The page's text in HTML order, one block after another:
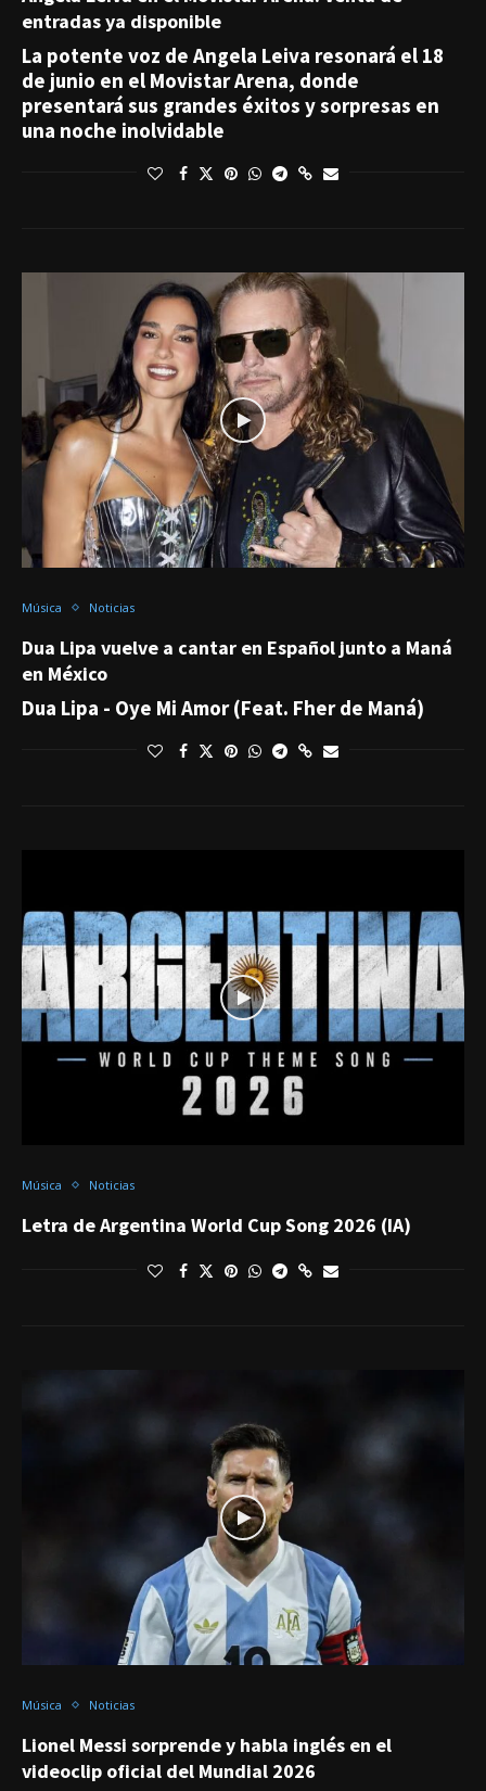
entradas ya disponible
La potente voz de Angela Leiva resonará el 18
de junio en el Movistar Arena, donde
presentará sus grandes éxitos y sorpresas en
una noche inolvidable
Música Noticias
Dua Lipa vuelve a cantar en Español junto a Maná
en México
Dua Lipa - Oye Mi Amor (Feat. Fher de Maná)
Música Noticias
Letra de Argentina World Cup Song 2026 (IA)
Música Noticias
Lionel Messi sorprende y habla inglés en el
videoclip oficial del Mundial 2026